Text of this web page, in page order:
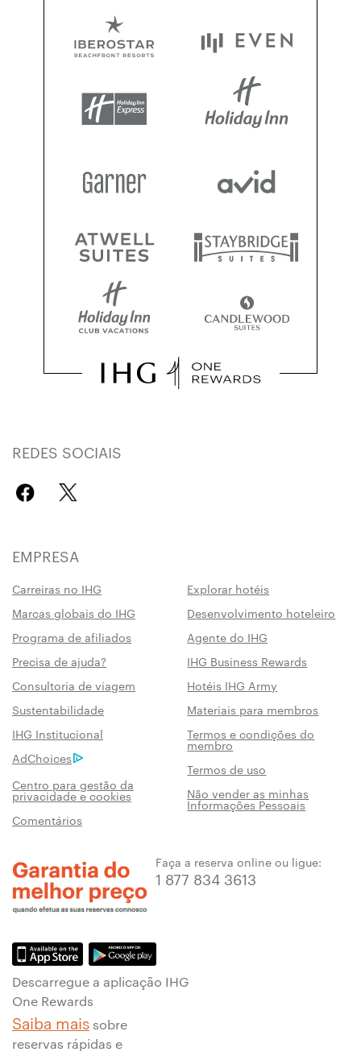
REDES SOCIAIS
EMPRESA
Carreiras no IHG
Explorar hotéis
Marcas globais do IHG
Desenvolvimento hoteleiro
Programa de afiliados
Agente do IHG
Precisa de ajuda?
IHG Business Rewards
Consultoria de viagem
Hotéis IHG Army
Sustentabilidade
Materiais para membros
IHG Institucional
Termos e condições do
membro
AdChoices
Termos de uso
Centro para gestão da
privacidade e cookies Não vender as minhas
Informações Pessoais
Comentários
Faça a reserva online ou ligue:
1 877 834 3613
Descarregue a aplicação IHG
One Rewards
Saiba mais sobre
reservas rápidas e